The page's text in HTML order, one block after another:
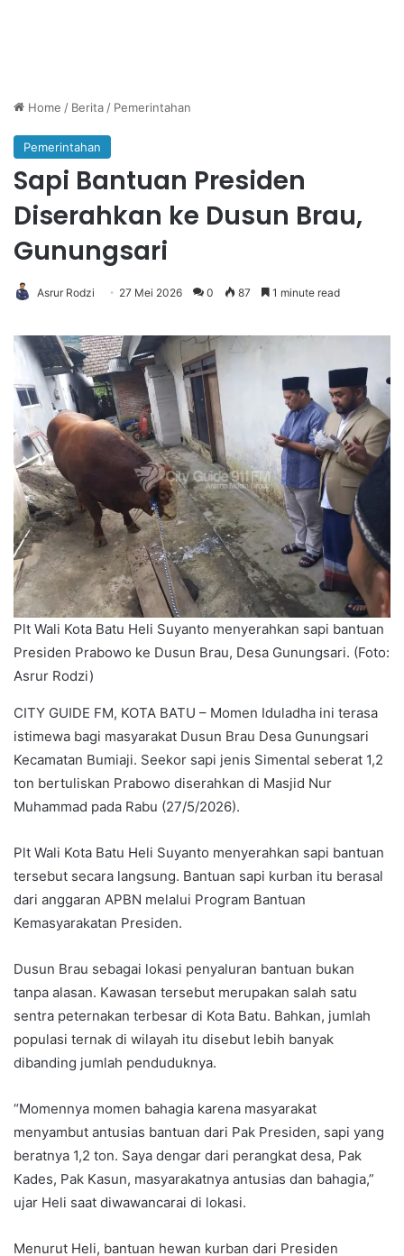
Home / Berita / Pemerintahan
Pemerintahan
Sapi Bantuan Presiden
Diserahkan ke Dusun Brau,
Gunungsari
Asrur Rodzi 27 Mei 2026 0 87 1 minute read
Plt Wali Kota Batu Heli Suyanto menyerahkan sapi bantuan
Presiden Prabowo ke Dusun Brau, Desa Gunungsari. (Foto:
Asrur Rodzi)
CITY GUIDE FM, KOTA BATU – Momen Iduladha ini terasa
istimewa bagi masyarakat Dusun Brau Desa Gunungsari
Kecamatan Bumiaji. Seekor sapi jenis Simental seberat 1,2
ton bertuliskan Prabowo diserahkan di Masjid Nur
Muhammad pada Rabu (27/5/2026).
Plt Wali Kota Batu Heli Suyanto menyerahkan sapi bantuan
tersebut secara langsung. Bantuan sapi kurban itu berasal
dari anggaran APBN melalui Program Bantuan
Kemasyarakatan Presiden.
Dusun Brau sebagai lokasi penyaluran bantuan bukan
tanpa alasan. Kawasan tersebut merupakan salah satu
sentra peternakan terbesar di Kota Batu. Bahkan, jumlah
populasi ternak di wilayah itu disebut lebih banyak
dibanding jumlah penduduknya.
“Momennya momen bahagia karena masyarakat
menyambut antusias bantuan dari Pak Presiden, sapi yang
beratnya 1,2 ton. Saya dengar dari perangkat desa, Pak
Kades, Pak Kasun, masyarakatnya antusias dan bahagia,”
ujar Heli saat diwawancarai di lokasi.
Menurut Heli, bantuan hewan kurban dari Presiden